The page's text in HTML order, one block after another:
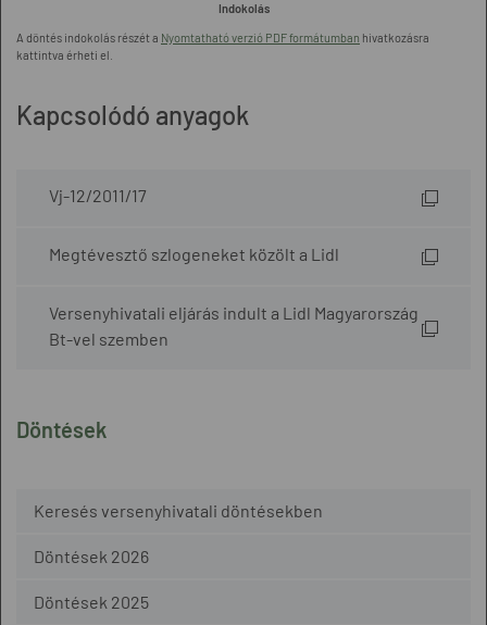
Döntések
Keresés versenyhivatali döntésekben
Döntések 2026
Döntések 2025
Indokolás
A döntés indokolás részét a Nyomtatható verzió PDF formátumban hivatkozásra
kattintva érheti el.
Kapcsolódó anyagok
Vj-12/2011/17
Megtévesztő szlogeneket közölt a Lidl
Versenyhivatali eljárás indult a Lidl Magyarország
Bt-vel szemben